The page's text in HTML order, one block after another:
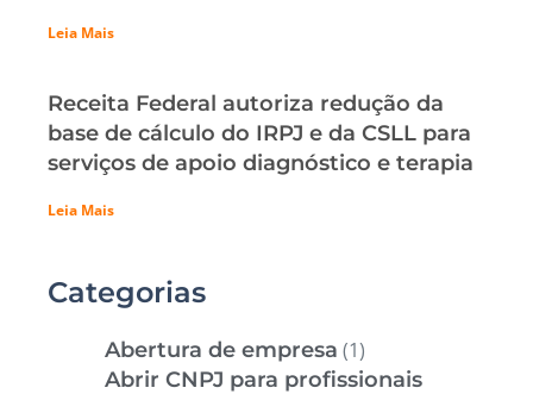
Leia Mais
Receita Federal autoriza redução da
base de cálculo do IRPJ e da CSLL para
serviços de apoio diagnóstico e terapia
Leia Mais
Categorias
Abertura de empresa (1)
Abrir CNPJ para profissionais